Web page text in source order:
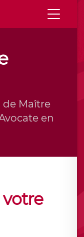
de Maître
en